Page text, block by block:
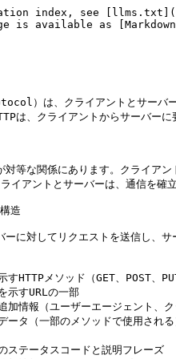
イン名やIPアドレスを示します。
* port: オプションですが、サーバーが使用しているポート番号を示します。通常、HTTPはポート80、HTTPSはポート443を使用します。
* path: リソースのパスを示します。ファイルの場所やディレクトリ構造を示すことができます。
* query\_string: オプションですが、追加のパラメータやデータを渡すために使用されます。キーと値のペアで表現され、`?`で始まり、複数のキーと値は`&`で区切られます。
* fragment\_identifier: オプションですが、ページ内の特定のセクションを識別するために使用されます。一般的にはアンカーリンクとして知られるもので、`#`で始まります。

### HTTPヘッダーの役割と一般的なヘッダーフィールド

HTTPヘッダーは、HTTPリクエストやレスポンスに関する追加の情報を提供するために使用されます。ヘッダーフィールドは、キーと値のペアで構成され、以下のような役割を持ちます:

* Content-Type: リソースのMIMEタイプを示します。HTML、画像、JSONなどの種類を指定します。
* Content-Length: リソースのサイズをバイト単位で示します。
* User-Agent: リクエストを送信するクライアントの情報（ブラウザ名やバージョンなど）を示します。
* Cookie: クライアントとサーバー間でセッション情報や状態を保持するためのクッキーを含みます。

他にもさまざまなヘッダーフィールドがありますが、これらは一般的なものの一部です。

### ステータスコードとその意味（200、404、500など)

HTTPレスポンスのステータスコードは、リクエストの結果や状態を示すために使用されます。以下は一般的なステータスコードの例とその意味です:

* 200 OK: リクエストが成功し、リソースが正常に返されました。
* 404 Not Found: リクエストしたリソースが見つかりませんでした。
* 500 Internal Server Error: サーバーで内部エラーが発生しました。

他にもさまざまなステータスコードがあり、それぞれ異なる意味を持ちます。ステータスコードは、クライアントや開発者に対してリクエストやレスポンスの状態を伝える重要な情報です。

### クッキーとセッションの管理

クッキーは、Webサーバーとクライアントの間で状態を保持するために使用される小さなデータの塊です。サーバーからクライアントに送信され、クライアントがその後のリクエストでクッキーを含めることで、状態を維持することができます。

セッションは、クライアントとサーバーの間で状態を維持するための仕組みです。セッションは通常、クッキーを使用して識別されます。クライアントがサーバーに初めてリクエストを送信するときにセッションが作成され、セッションIDがクッキーとしてクライアントに送信されます。その後のリクエストでは、クライアントはセッションIDを含んだクッキーを送信し、サーバーはそれを使用してクライアントのセッションを特定します。

### HTTPセキュリティ

HTTPセキュリティは、HTTP通信を安全に保護するための対策や技術です。一般的なHTTPセキュリティのトピックには以下があります:

* HTTPS: HTTPのセキュアなバージョンであり、SSL（Secure Sockets Layer）またはTLS（Transport Layer Security）プロトコルを使用して通信を暗号